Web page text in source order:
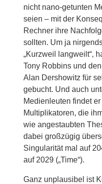
nicht nano-getunten
seien – mit der
Rechner ihre
sollten. Um ja
„Kurzweil langweilt“,
Tony Robbins und
Alan Dershowitz für
gebucht. Und auch
Medienleuten findet
Multiplikatoren, die
wie angestaubten
dabei großzügig
Singularität mal auf
auf 2029 („Time“).
Ganz unplausibel ist